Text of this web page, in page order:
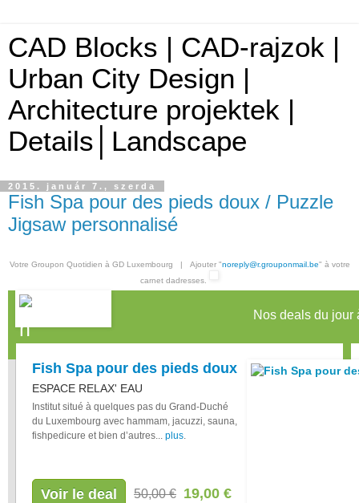
CAD Blocks | CAD-rajzok |
Urban City Design |
Architecture projektek |
Details│Landscape
2015. január 7., szerda
Fish Spa pour des pieds doux / Puzzle
Jigsaw personnalisé
Votre Groupon Quotidien à GD Luxembourg | Ajouter "noreply@r.grouponmail.be" à votre
carnet dadresses.
Nos deals du jour
Fish Spa pour des pieds doux
ESPACE RELAX' EAU
Institut situé à quelques pas du Grand-Duché
du Luxembourg avec hammam, jacuzzi, sauna,
fishpedicure et bien d’autres... plus
Voir le deal 50,00 € 19,00 €